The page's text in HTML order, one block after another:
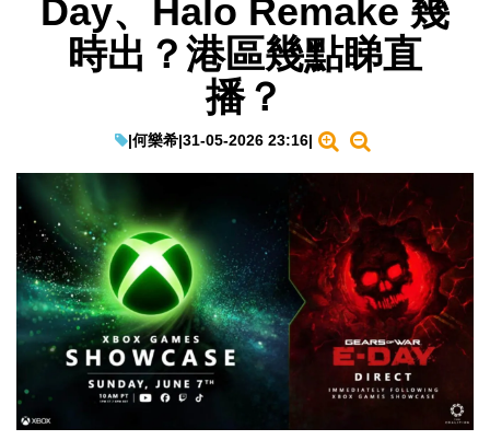
遊戲動漫
教學評測
生成式AI與雲端應用
Enterprise Digital Transformation
特集
Day、Halo Remake 幾
時出？港區幾點睇直
播？
|何樂希|31-05-2026 23:16|